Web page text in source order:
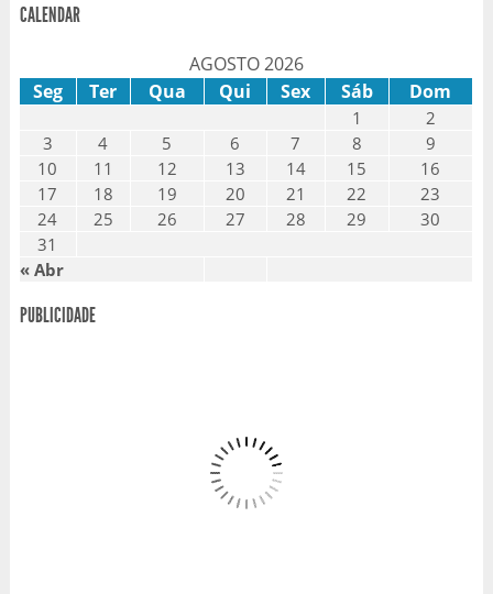
CALENDAR
AGOSTO 2026
Seg
Ter Qua Qui Sex Sáb Dom
« Abr
1
2
3
4 5 6 7 8
9
10
11 12 13 14 15
16
17
18 19 20 21 22
23
24
25 26 27 28 29
30
31
PUBLICIDADE